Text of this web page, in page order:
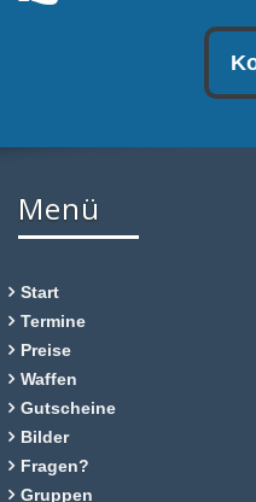
Menü
Start
Termine
Preise
Waffen
Gutscheine
Bilder
Fragen?
Gruppen